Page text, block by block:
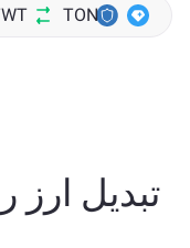
TON
تبدیل ارز